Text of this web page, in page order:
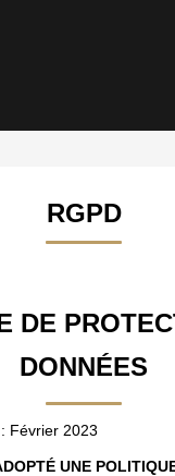
ESTIMER
BIENS VENDUS
CONTACT
RGPD
DE
DONNÉES
Février 2023
UNE